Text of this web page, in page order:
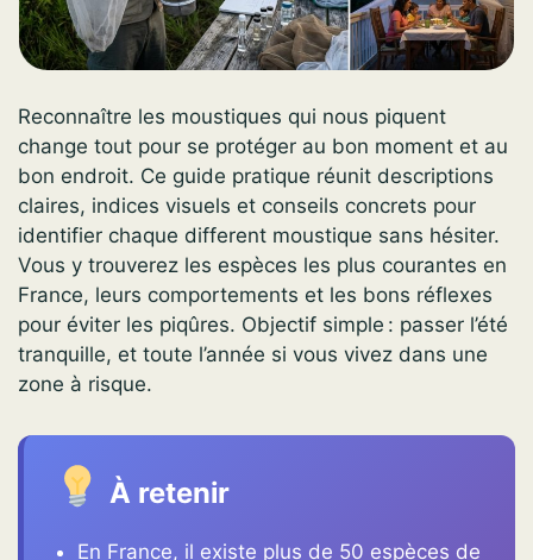
Reconnaître les moustiques qui nous piquent
change tout pour se protéger au bon moment et au
bon endroit. Ce guide pratique réunit descriptions
claires, indices visuels et conseils concrets pour
identifier chaque different moustique sans hésiter.
Vous y trouverez les espèces les plus courantes en
France, leurs comportements et les bons réflexes
pour éviter les piqûres. Objectif simple : passer l’été
tranquille, et toute l’année si vous vivez dans une
zone à risque.
À retenir
En France, il existe plus de 50 espèces de